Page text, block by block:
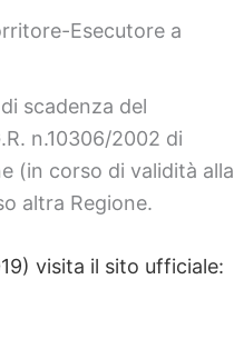
Esecutore a
scadenza del
n.10306/2002 di
(in corso di validità alla
altra Regione.
visita il sito ufficiale: